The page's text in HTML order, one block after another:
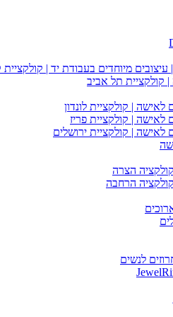
מיוחדים בעבודת יד | קולקציית
תל אביב
| קולקציית לונדון
| קולקציית פריז
| קולקציית ירושלים
הצרה
הרחבה
לנשים